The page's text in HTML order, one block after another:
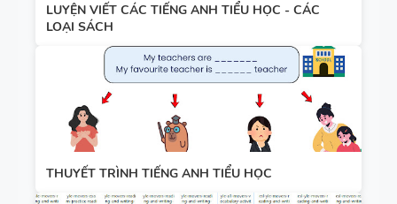
LUYỆN VIẾT CÁC TIẾNG ANH TIỂU HỌC - CÁC
LOẠI SÁCH
THUYẾT TRÌNH TIẾNG ANH TIỂU HỌC